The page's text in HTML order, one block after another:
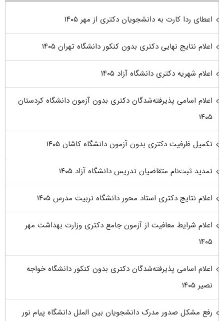
اعطای ردا کارت به دانشجویان دکتری از مهر ۱۴۰۵
اعلام نتایج نهایی دکتری بدون کنکور دانشگاه تهران ۱۴۰۵
اعلام شهریه دکتری دانشگاه آزاد ۱۴۰۵
اعلام اسامی پذیرفته‌شدگان دکتری بدون آزمون دانشگاه کردستان
۱۴۰۵
تکمیل ظرفیت دکتری بدون آزمون دانشگاه کاشان ۱۴۰۵
تمدید ثبت‌نام متقاضیان تدریس دانشگاه آزاد ۱۴۰۵
اعلام نتایج دکتری استاد محور دانشگاه تربیت مدرس ۱۴۰۵
اعلام شرایط معافیت از آزمون جامع دکتری وزارت بهداشت مهر
۱۴۰۵
اعلام اسامی پذیرفته‌شدگان دکتری بدون کنکور دانشگاه خواجه
نصیر ۱۴۰۵
رفع مشکل صدور مدرک دانشجویان بین الملل دانشگاه پیام نور